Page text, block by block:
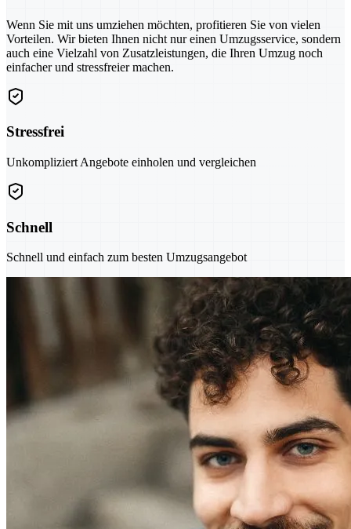
Wenn Sie mit uns umziehen möchten, profitieren Sie von vielen
Vorteilen. Wir bieten Ihnen nicht nur einen Umzugsservice, sondern
auch eine Vielzahl von Zusatzleistungen, die Ihren Umzug noch
einfacher und stressfreier machen.
Stressfrei
Unkompliziert Angebote einholen und vergleichen
Schnell
Schnell und einfach zum besten Umzugsangebot